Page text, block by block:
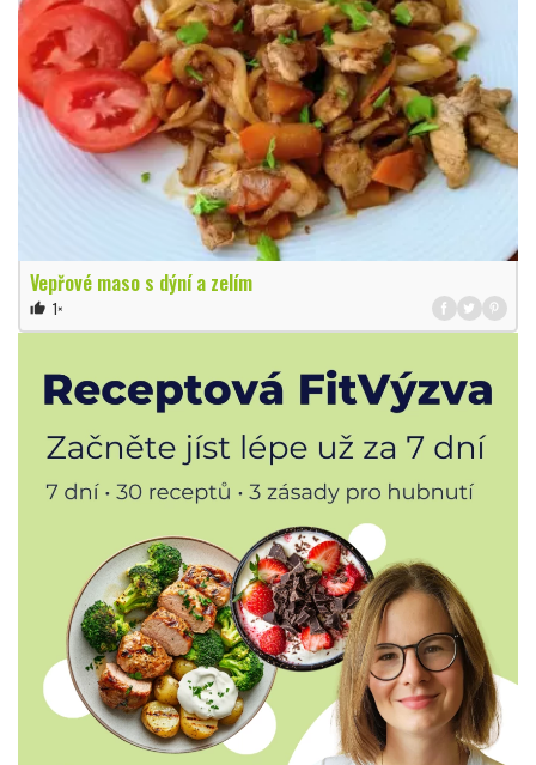
Vepřové maso s dýní a zelím
thumb_up 1×